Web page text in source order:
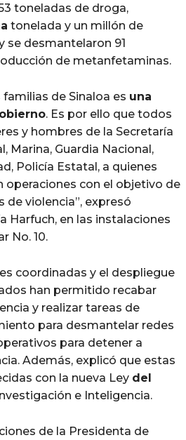
toneladas de droga,
tonelada y un millón de
se desmantelaron 91
de metanfetaminas.
familias de Sinaloa es una
. Es por ello que todos
y hombres de la Secretaría
Marina, Guardia Nacional,
Policía Estatal, a quienes
operaciones con el objetivo de
de violencia”, expresó
Harfuch, en las instalaciones
No. 10.
coordinadas y el despliegue
han permitido recabar
y realizar tareas de
para desmantelar redes
para detener a
Además, explicó que estas
con la nueva Ley del
e Inteligencia.
de la Presidenta de